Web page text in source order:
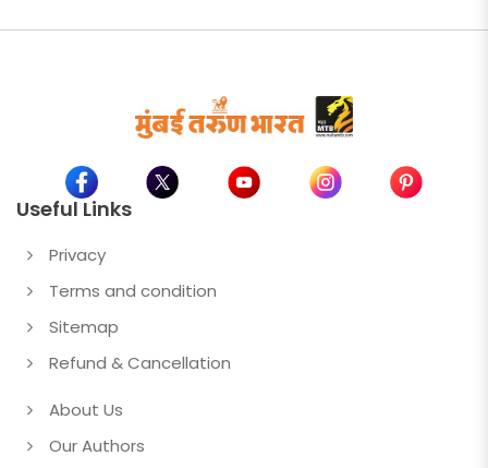
Useful Links
Privacy
Terms and condition
Sitemap
Refund & Cancellation
About Us
Our Authors